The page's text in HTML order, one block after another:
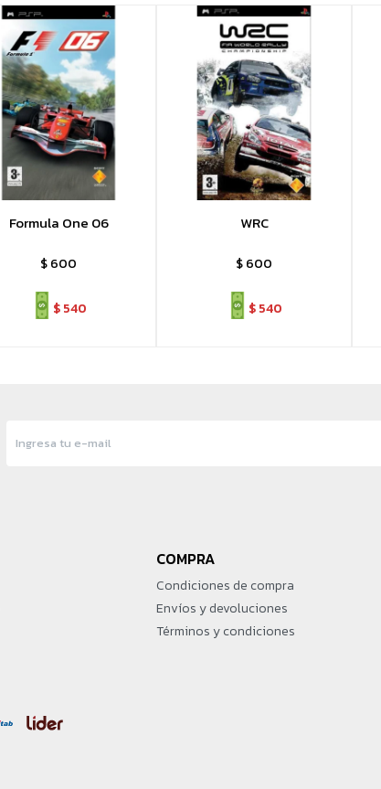
Formula One 06
$600
$ 540
WRC
$600
$ 540
COMPRA
Condiciones de compra
Envíos y devoluciones
Términos y condiciones